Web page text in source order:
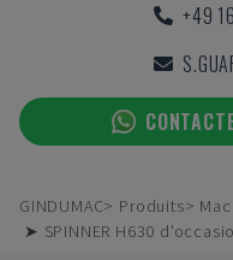
+49
GINDUMAC Produits
➤ SPINNER H630